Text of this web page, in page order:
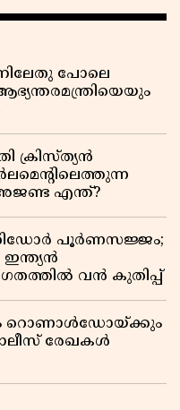
പോലെ
ക്രിസ്ത്യൻ
അജണ്ട എന്ത്?
പൂർണസജ്ജം;
വൻ കുതിപ്പ്
റൊണാൾഡോയ്ക്കും
രേഖകൾ